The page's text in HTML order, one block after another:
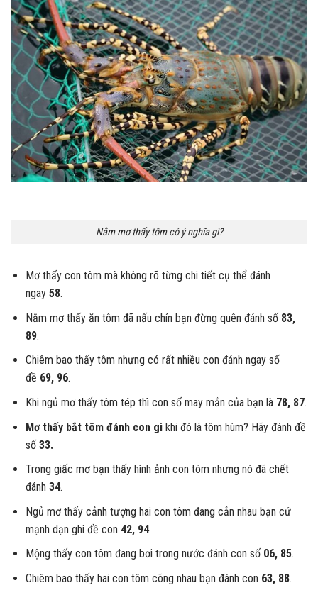
Nằm mơ thấy tôm có ý nghĩa gì?
Mơ thấy con tôm mà không rõ từng chi tiết cụ thể đánh
ngay 58.
Nằm mơ thấy ăn tôm đã nấu chín bạn đừng quên đánh số 83,
89.
Chiêm bao thấy tôm nhưng có rất nhiều con đánh ngay số
đề 69, 96.
Khi ngủ mơ thấy tôm tép thì con số may mắn của bạn là 78, 87.
Mơ thấy bắt tôm đánh con gìkhi đó là tôm hùm? Hãy đánh đề
số 33.
Trong giấc mơ bạn thấy hình ảnh con tôm nhưng nó đã chết
đánh 34.
Ngủ mơ thấy cảnh tượng hai con tôm đang cắn nhau bạn cứ
mạnh dạn ghi đề con 42, 94.
Mộng thấy con tôm đang bơi trong nước đánh con số 06, 85.
Chiêm bao thấy hai con tôm cõng nhau bạn đánh con 63, 88.